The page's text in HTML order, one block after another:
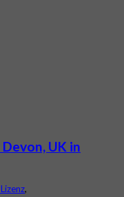
UK in
,